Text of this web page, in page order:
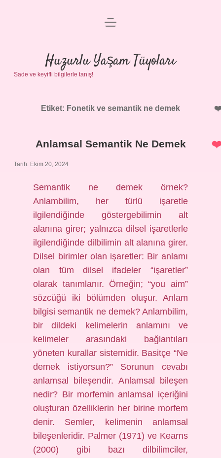
Anasayfa
Gizlilik Politikası
Yasal Uyarı
menüyü
Huzurlu Yaşam Tüyoları
Sade ve keyifli bilgilerle tanış!
Etiket: Fonetik ve semantik ne demek
Anlamsal Semantik Ne Demek
Tarih: Ekim 20, 2024
Semantik ne demek örnek?
Anlambilim, her türlü işaretle
ilgilendiğinde göstergebilimin alt
alanına girer; yalnızca dilsel işaretlerle
ilgilendiğinde dilbilimin alt alanına girer.
Dilsel birimler olan işaretler: Bir anlamı
olan tüm dilsel ifadeler “işaretler”
olarak tanımlanır. Örneğin; “you aim”
sözcüğü iki bölümden oluşur. Anlam
bilgisi semantik ne demek? Anlambilim,
bir dildeki kelimelerin anlamını ve
kelimeler arasındaki bağlantıları
yöneten kurallar sistemidir. Basitçe “Ne
demek istiyorsun?” Sorunun cevabı
anlamsal bileşendir. Anlamsal bileşen
nedir? Bir morfemin anlamsal içeriğini
oluşturan özelliklerin her birine morfem
denir. Semler, kelimenin anlamsal
bileşenleridir. Palmer (1971) ve Kearns
(2000) gibi bazı dilbilimciler,